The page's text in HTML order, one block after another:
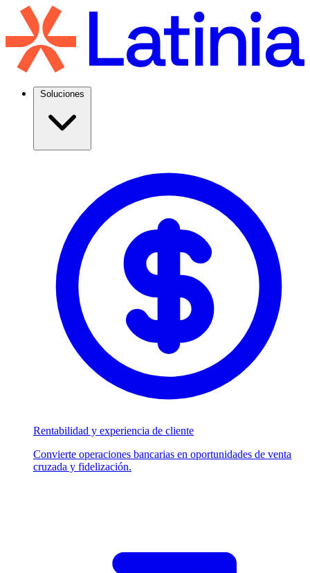
Soluciones
Rentabilidad y experiencia de cliente
Convierte operaciones bancarias en oportunidades de venta
cruzada y fidelización.